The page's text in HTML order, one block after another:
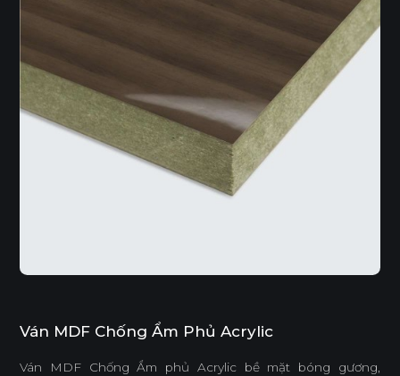
Ván MDF Chống Ẩm Phủ Acrylic
Ván MDF Chống Ẩm phủ Acrylic bề mặt bóng gương,